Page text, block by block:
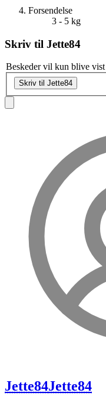
Forsendelse
3 - 5 kg
Skriv til Jette84
Beskeder vil kun blive
Skriv til Jette84
Jette84Jette84